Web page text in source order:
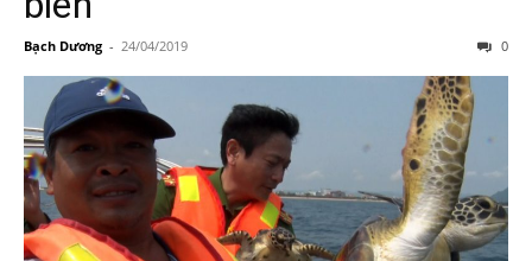
Bạch Dương - 24/04/2019 0